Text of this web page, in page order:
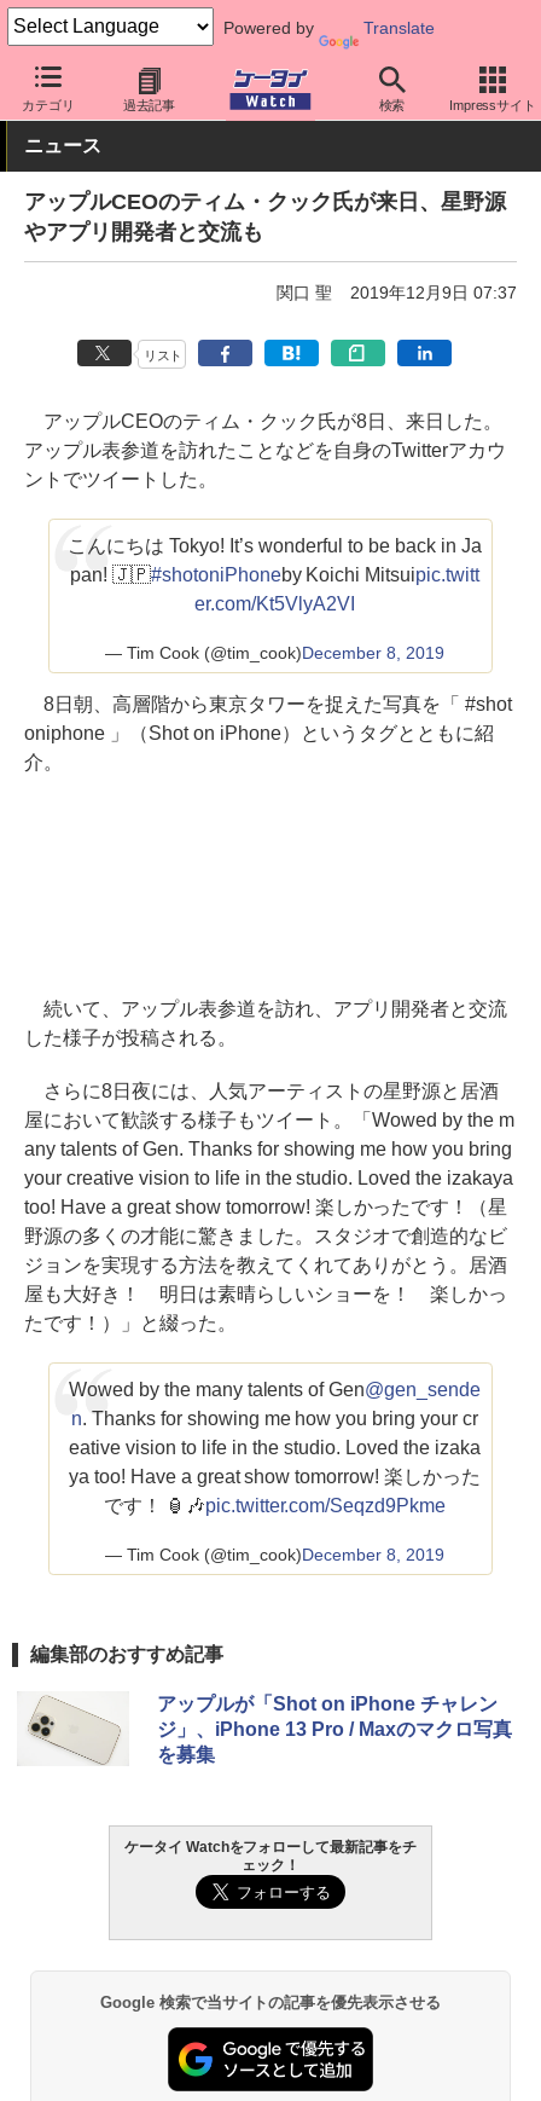
Powered by Translate
カテゴリ 過去記事 検索 Impressサイト
ケータイ Watch 業界動向 Apple
ニュース
アップルCEOのティム・クック氏が来日、星野源
やアプリ開発者と交流も
関口 聖 2019年12月9日 07:37
リスト
アップルCEOのティム・クック氏が8日、来日した。
アップル表参道を訪れたことなどを自身のTwitterアカウ
ントでツイートした。
こんにちは Tokyo! It’s wonderful to be back in Ja
pan! 🇯🇵#shotoniPhoneby Koichi Mitsuipic.twitt
er.com/Kt5VlyA2VI
— Tim Cook (@tim_cook)December 8, 2019
8日朝、高層階から東京タワーを捉えた写真を「 #shot
oniphone 」（Shot on iPhone）というタグとともに紹
介。
続いて、アップル表参道を訪れ、アプリ開発者と交流
した様子が投稿される。
さらに8日夜には、人気アーティストの星野源と居酒
屋において歓談する様子もツイート。「Wowed by the m
any talents of Gen. Thanks for showing me how you bring
your creative vision to life in the studio. Loved the izakaya
too! Have a great show tomorrow! 楽しかったです！（星
野源の多くの才能に驚きました。スタジオで創造的なビ
ジョンを実現する方法を教えてくれてありがとう。居酒
屋も大好き！ 明日は素晴らしいショーを！ 楽しかっ
たです！）」と綴った。
Wowed by the many talents of Gen@gen_sende
n. Thanks for showing me how you bring your cr
eative vision to life in the studio. Loved the izaka
ya too! Have a great show tomorrow! 楽しかった
です！ 🏮🎶pic.twitter.com/Seqzd9Pkme
— Tim Cook (@tim_cook)December 8, 2019
編集部のおすすめ記事
アップルが「Shot on iPhone チャレン
ジ」、iPhone 13 Pro / Maxのマクロ写真
を募集
ケータイ Watchをフォローして最新記事をチ
ェック！
Google 検索で当サイトの記事を優先表示させる